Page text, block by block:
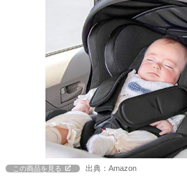
この商品を見る 出典：Amazon